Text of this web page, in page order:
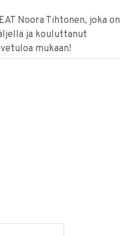
Noora Tihtonen, joka on
ja kouluttanut
mukaan!